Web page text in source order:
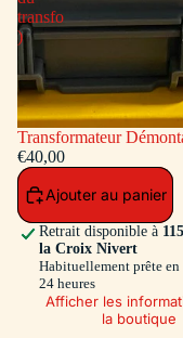
transfo
)
Transformateur
matiére plastique Ref ADT-833
( Accessoires a
transfo )
€40,00
Ajouter au panier
Retrait disponible à
la Croix Nivert
Habituellement prête en
24 heures
Afficher les
la boutique